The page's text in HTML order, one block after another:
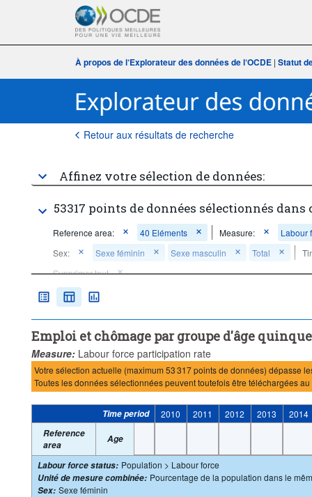
À propos de l‘Explorateur des données de l‘OCDE | Statut
Retour aux résultats de recherche
Affinez votre sélection de données:
53317 points de données sélectionnés dans
Reference area: 40 Eléments Measure:
Labour
Sex:
Sexe féminin Sexe masculin Total
Supprimer tout
Emploi et chômage par groupe d'âge
Measure: Labour force participation rate
Votre sélection actuelle (maximum 53 317 points de données) dépasse
Toutes les données sélectionnées peuvent toutefois être téléchargées
Time period 2010 2011 2012 2013
2014
Reference
area
Age
Labour force status: Population > Labour force
Unité de mesure combinée: Pourcentage de la population dans le
Sex: Sexe féminin